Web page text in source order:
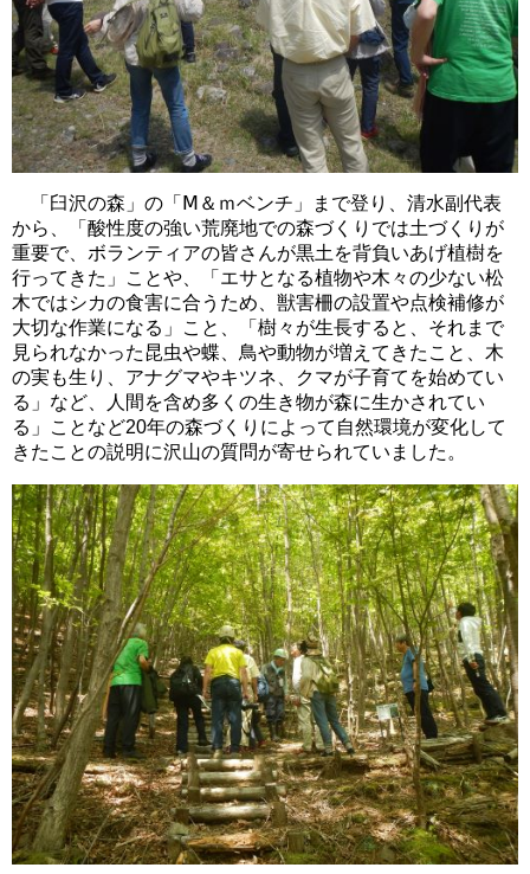
「臼沢の森」の「Ⅿ＆ｍベンチ」まで登り、清水副代表
から、「酸性度の強い荒廃地での森づくりでは土づくりが
重要で、ボランティアの皆さんが黒土を背負いあげ植樹を
行ってきた」ことや、「エサとなる植物や木々の少ない松
木ではシカの食害に合うため、獣害柵の設置や点検補修が
大切な作業になる」こと、「樹々が生長すると、それまで
見られなかった昆虫や蝶、鳥や動物が増えてきたこと、木
の実も生り、アナグマやキツネ、クマが子育てを始めてい
る」など、人間を含め多くの生き物が森に生かされてい
る」ことなど20年の森づくりによって自然環境が変化して
きたことの説明に沢山の質問が寄せられていました。